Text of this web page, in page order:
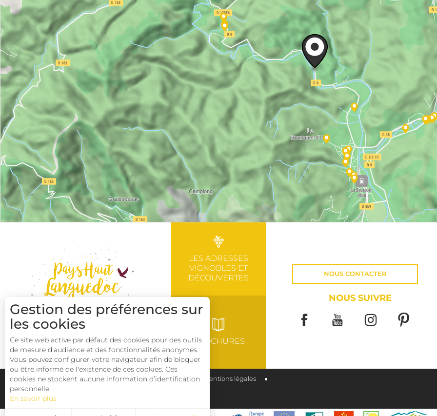
LES ADRESSES
VIGNOBLES ET
DÉCOUVERTES
BROCHURES
NOUS CONTACTER
NOUS SUIVRE
Plan du site Pays Haut Languedoc et Vignobles Mentions légales
Déclaration d'accessibilité
Gestion des préférences sur
les cookies
Ce site web active par défaut des cookies pour des outils
de mesure d'audience et des fonctionnalités anonymes.
Vous pouvez configurer votre navigateur afin de bloquer
ou être informé de l'existence de ces cookies. Ces
cookies ne stockent aucune information d’identification
personnelle.
En savoir plus